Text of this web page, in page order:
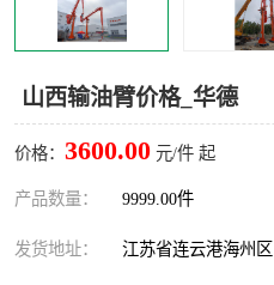
山西输油臂价格_华德
价格： 3600.00 元/件 起
产品数量： 9999.00件
发货地址： 江苏省连云港海州区
浮动出油装置
车臂